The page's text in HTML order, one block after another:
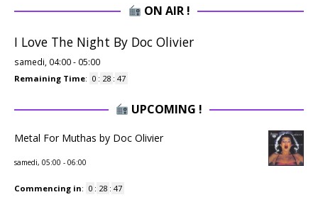
ON AIR !
I Love The Night By Doc Olivier
samedi, 04:00- 05:00
Remaining Time: 0 : 28 : 46
UPCOMING !
Metal For Muthas by Doc Olivier
samedi, 05:00 - 06:00
Commencing in: 0 : 28 : 46